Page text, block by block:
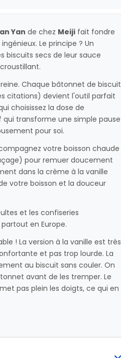
Yan de chez Meijifait fondre
Le principe ? Un
biscuits secs de leur sauce
Chaque bâtonnet de biscuit
citations) devient l'outil parfait
choisissez la dose de
transforme une simple pause
pour soi.
votre boisson chaude
pour remuer doucement
dans la crème à la vanille
votre boisson et la douceur
et les confiseries
en Europe.
! La version à la vanille est très
et pas trop lourde. La
au biscuit sans couler. On
avant de les tremper. Le
pas plein les doigts, ce qui en